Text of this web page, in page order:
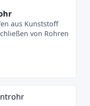
aus Kunststoff
von Rohren